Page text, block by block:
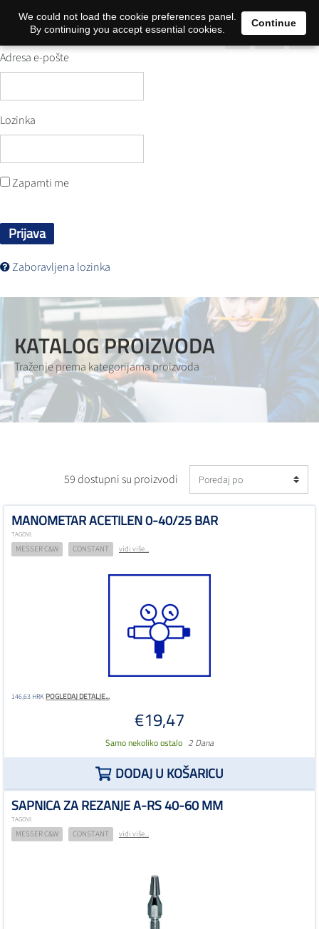
0
Adresa e-pošte
Lozinka
Zapamti me
Prijava
Zaboravljena lozinka
KATALOG PROIZVODA
Traženje prema kategorijama proizvoda
59 dostupni su proizvodi
MANOMETAR ACETILEN 0-40/25 BAR
TAGOVI:
MESSER C&W CONSTANT vidi više...
146,63 HRKPOGLEDAJ DETALJE...
€19,47
Samo nekoliko ostalo 2 Dana
DODAJ U KOŠARICU
SAPNICA ZA REZANJE A-RS 40-60 MM
TAGOVI:
MESSER C&W CONSTANT vidi više...
We could not load the cookie preferences panel.
By continuing you accept essential cookies.
Continue